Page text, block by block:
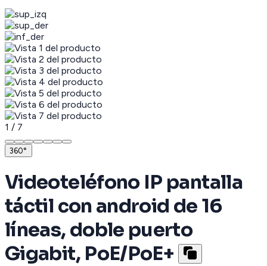
1 / 7
360°
Videoteléfono IP pantalla
táctil con android de 16
líneas, doble puerto
Gigabit, PoE/PoE+